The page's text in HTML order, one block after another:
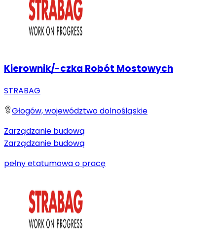
Kierownik/-czka Robót Mostowych
STRABAG
Głogów, województwo dolnośląskie
Zarządzanie budową
Zarządzanie budową
pełny etatumowa o pracę